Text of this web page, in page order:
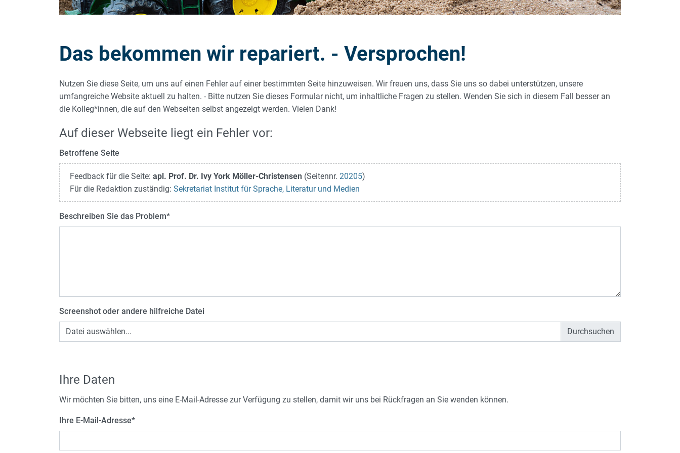
Das bekommen wir repariert. - Versprochen!
Nutzen Sie diese Seite, um uns auf einen Fehler auf einer bestimmten Seite hinzuweisen. Wir freuen uns, dass Sie uns so dabei unterstützen, unsere
umfangreiche Website aktuell zu halten. - Bitte nutzen Sie dieses Formular nicht, um inhaltliche Fragen zu stellen. Wenden Sie sich in diesem Fall besser an
die Kolleg*innen, die auf den Webseiten selbst angezeigt werden. Vielen Dank!
Auf dieser Webseite liegt ein Fehler vor:
Betroffene Seite
Feedback für die Seite: apl. Prof. Dr. Ivy York Möller-Christensen (Seitennr. 20205)
Für die Redaktion zuständig: Sekretariat Institut für Sprache, Literatur und Medien
Beschreiben Sie das Problem*
Screenshot oder andere hilfreiche Datei
Datei auswählen...
Ihre Daten
Wir möchten Sie bitten, uns eine E-Mail-Adresse zur Verfügung zu stellen, damit wir uns bei Rückfragen an Sie wenden können.
Ihre E-Mail-Adresse*